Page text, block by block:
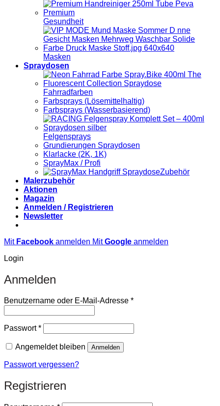
Gesundheit
Masken
Spraydosen
Fahrradfarben
Farbsprays (Lösemittelhaltig)
Farbsprays (Wasserbasierend)
Felgensprays
Grundierungen Spraydosen
Klarlacke (2K, 1K)
SprayMax / Profi
Zubehör
Malerzubehör
Aktionen
Magazin
Anmelden / Registrieren
Newsletter
Mit Facebook anmelden MitGoogle anmelden
Login
Anmelden
Benutzername oder E-Mail-Adresse *Erforderlich
Passwort*Erforderlich
Angemeldet bleiben Anmelden
Passwort vergessen?
Registrieren